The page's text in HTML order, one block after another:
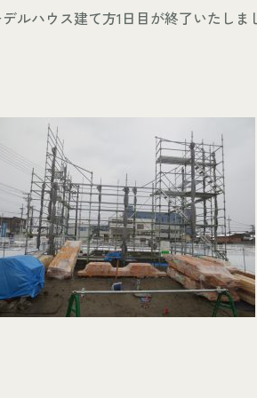
ルハウス建て方1日目が終了いたしま